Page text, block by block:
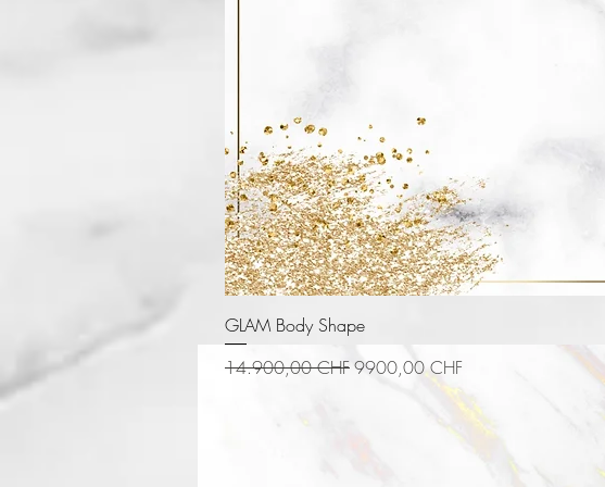
GLAM Body Shape
Precio
14.900,00 CHFPrecio de oferta
9900,00 CHF